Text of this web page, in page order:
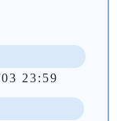
23:59